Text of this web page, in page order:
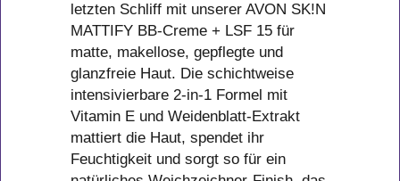
letzten Schliff mit unserer AVON SK!N
MATTIFY BB-Creme + LSF 15 für
matte, makellose, gepflegte und
glanzfreie Haut. Die schichtweise
intensivierbare 2-in-1 Formel mit
Vitamin E und Weidenblatt-Extrakt
mattiert die Haut, spendet ihr
Feuchtigkeit und sorgt so für ein